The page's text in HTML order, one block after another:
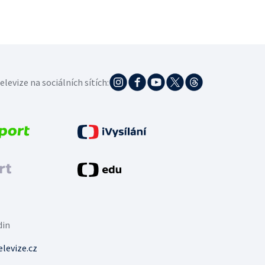
na sociálních sítích: